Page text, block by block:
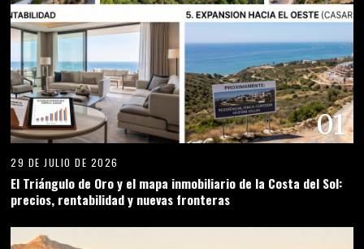
01
29 DE JULIO DE 2026
El Triángulo de Oro y el mapa inmobiliario de la Costa del Sol:
precios, rentabilidad y nuevas fronteras